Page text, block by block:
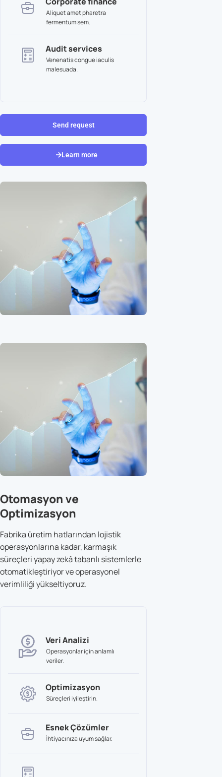
Aliquet amet pharetra
fermentum sem.
Audit services
Venenatis congue iaculis
malesuada.
Send request
Learn more
Otomasyon ve
Optimizasyon
Fabrika üretim hatlarından lojistik
operasyonlarına kadar, karmaşık
süreçleri yapay zekâ tabanlı sistemlerle
otomatikleştiriyor ve operasyonel
verimliliği yükseltiyoruz.
Veri Analizi
Operasyonlar için anlamlı
veriler.
Optimizasyon
Süreçleri iyileştirin.
Esnek Çözümler
İhtiyacınıza uyum sağlar.